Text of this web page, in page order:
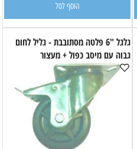
הוסף לסל
גלגל "6 פלטה מסתובבת - גליל לחום
גבוה עם מיסב כפול + מעצור